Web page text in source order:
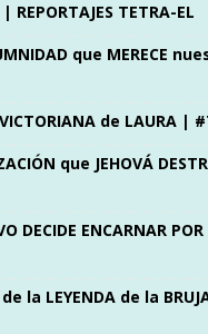
TETRA-EL
que MERECE
de LAURA |
que JEHOVÁ
DECIDE ENCARNAR
la LEYENDA de la